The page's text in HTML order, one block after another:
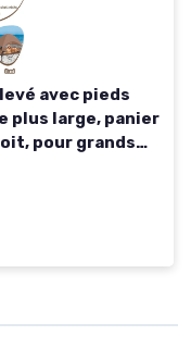
avec pieds
plus large, panier
pour grands
marron